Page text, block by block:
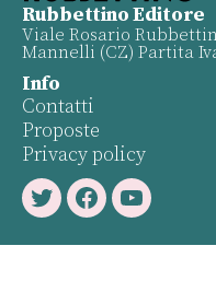
Rubbettino Editore
Viale Rosario
Mannelli (CZ) Partita Iva
Info
Contatti
Proposte
Privacy policy
TwitterFacebookYoutube